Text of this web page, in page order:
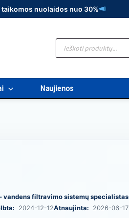
nuolaidos nuo 30%
Products
search
Naujienos
vandens filtravimo sistemų specialistas
2024-12-12Atnaujinta: 2026-06-17